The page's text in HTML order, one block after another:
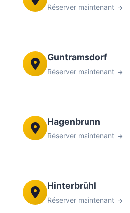
Réserver maintenant
Guntramsdorf
Réserver maintenant
Hagenbrunn
Réserver maintenant
Hinterbrühl
Réserver maintenant